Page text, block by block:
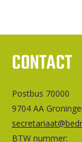
CONTACT
Postbus 70000
9704 AA
BTW nummer: